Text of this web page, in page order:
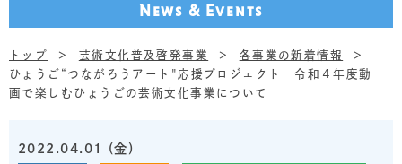
News & Events
トップ 芸術文化普及啓発事業
各事業の新着情報
ひょうご“つながろうアート"応援プロジェクト 令和４年度動
画で楽しむひょうごの芸術文化事業について
2022.04.01 (金)